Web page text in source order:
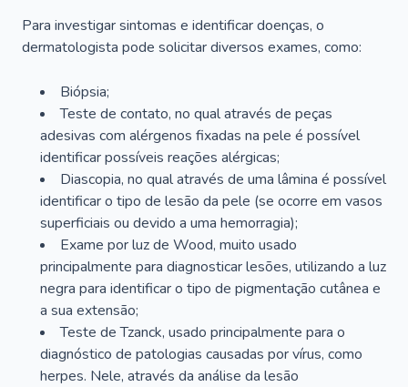
Para investigar sintomas e identificar doenças, o
dermatologista pode solicitar diversos exames, como:
Biópsia;
Teste de contato, no qual através de peças
adesivas com alérgenos fixadas na pele é possível
identificar possíveis reações alérgicas;
Diascopia, no qual através de uma lâmina é possível
identificar o tipo de lesão da pele (se ocorre em vasos
superficiais ou devido a uma hemorragia);
Exame por luz de Wood, muito usado
principalmente para diagnosticar lesões, utilizando a luz
negra para identificar o tipo de pigmentação cutânea e
a sua extensão;
Teste de Tzanck, usado principalmente para o
diagnóstico de patologias causadas por vírus, como
herpes. Nele, através da análise da lesão